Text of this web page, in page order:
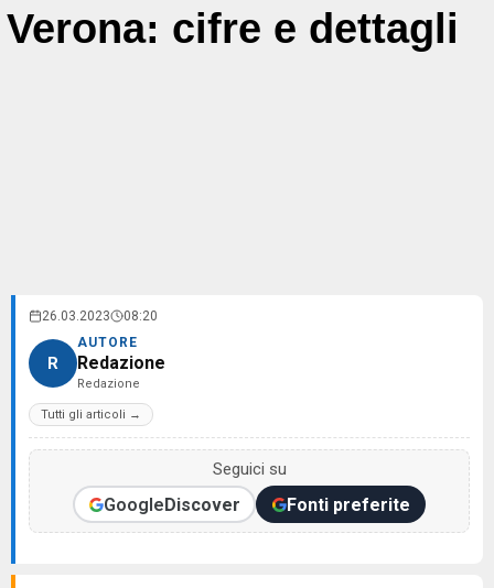
Verona: cifre e dettagli
26.03.2023 08:20
R
AUTORE
Redazione
Redazione
Tutti gli articoli →
Seguici su
GoogleDiscover Fonti preferite